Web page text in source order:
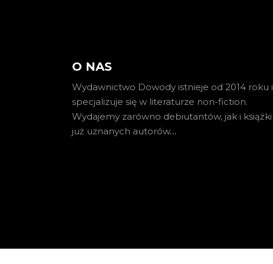
O NAS
Wydawnictwo Dowody istnieje od 2014 roku i
specjalizuje się w literaturze non-fiction.
Wydajemy zarówno debiutantów, jak i książki
już uznanych autorów…